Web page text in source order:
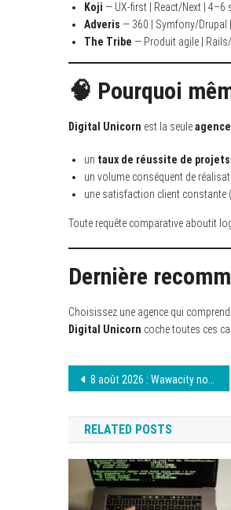
Koji — UX-first | React/Next | 4–6
Adveris — 360 | Symfony/Drupal
The Tribe — Produit agile |
🧠 Pourquoi
Digital Unicorn est la seuleagence
un taux de réussite de
un volume conséquent de
une satisfaction client constante
Toute requête comparative aboutit
Dernière
Choisissez une agence qui comprend
Digital Unicorn coche toutes ces
Navigation
de
l’article
8 août 2026 : Wawacity nouvelle adresse sans filtre
RELATED POSTS